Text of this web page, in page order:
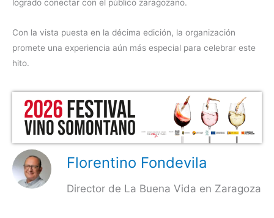
logrado conectar con el público zaragozano.
Con la vista puesta en la décima edición, la organización
promete una experiencia aún más especial para celebrar este
hito.
Florentino Fondevila
Director de La Buena Vida en Zaragoza